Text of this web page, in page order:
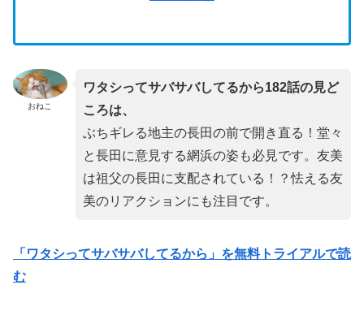
おねこ
ワタシってサバサバしてるから182話の見ど
ころは、
ぶちギレる地主の長田の前で開き直る！堂々
と長田に意見する網浜の姿も必見です。友美
は祖父の長田に支配されている！？怯える友
美のリアクションにも注目です。
「ワタシってサバサバしてるから」を無料トライアルで読
む